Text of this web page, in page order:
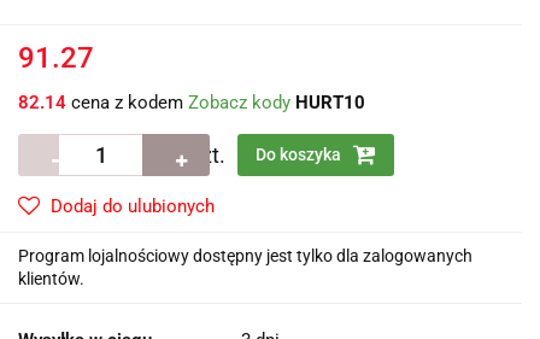
91.27
82.14 cena z kodem Zobacz kody HURT10
szt. Do koszyka
Dodaj do ulubionych
Program lojalnościowy dostępny jest tylko dla zalogowanych
klientów.